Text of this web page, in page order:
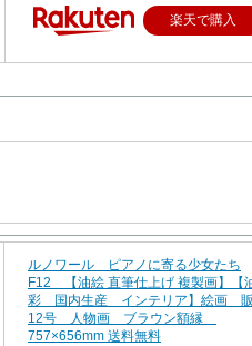
楽天で購入
ルノワール ピアノに寄る少女たち
F12 【油絵 直筆仕上げ 複製画】【
彩 国内生産 インテリア】絵画
12号 人物画 ブラウン額縁
757×656mm 送料無料